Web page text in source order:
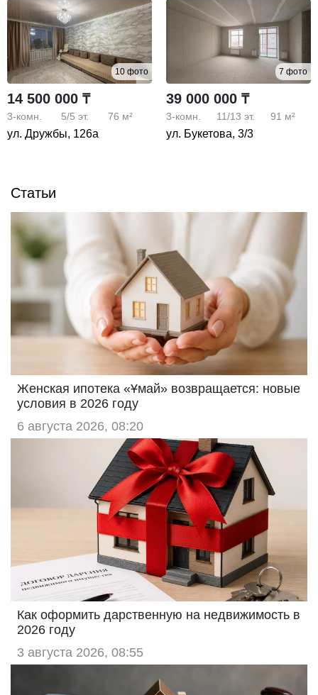
10 фото
14 500 000 ₸
3-комн. 5/5 эт. 76 м²
ул. Дружбы, 126а
7 фото
39 000 000 ₸
3-комн. 11/13 эт. 91 м²
ул. Букетова, 3/3
Статьи
Женская ипотека «Ұмай» возвращается: новые
условия в 2026 году
6 августа 2026, 08:20
Как оформить дарственную на недвижимость в
2026 году
3 августа 2026, 08:55